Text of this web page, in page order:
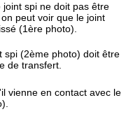
spi ne doit pas être
peut voir que le joint
(1ère photo).
spi (2ème photo) doit être
de transfert.
vienne en contact avec le